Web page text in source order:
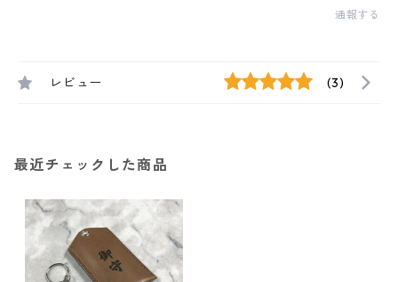
通報する
レビュー (3)
最近チェックした商品